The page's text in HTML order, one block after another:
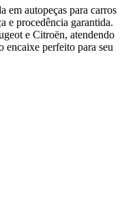
em autopeças para carros
e procedência garantida.
e Citroën, atendendo
encaixe perfeito para seu